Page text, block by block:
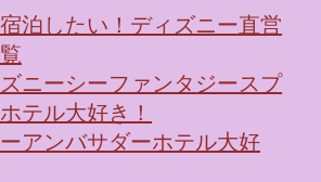
泊したい！ディズニー直営
ニーシーファンタジースプ
テル大好き！
アンバサダーホテル大好